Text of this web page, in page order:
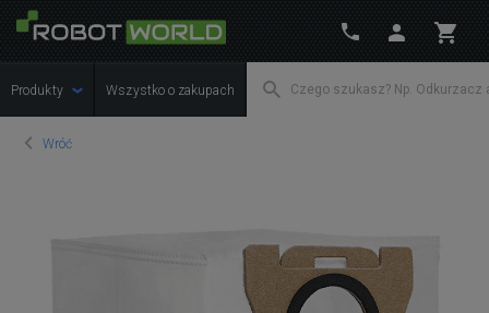
Produkty Wszystko o zakupach
Wróć